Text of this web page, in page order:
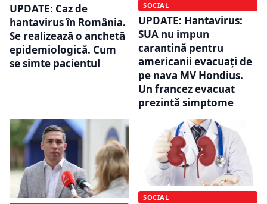
UPDATE: Caz de
hantavirus în România.
Se realizează o anchetă
epidemiologică. Cum
se simte pacientul
SOCIAL
UPDATE: Hantavirus:
SUA nu impun
carantină pentru
americanii evacuați de
pe nava MV Hondius.
Un francez evacuat
prezintă simptome
SOCIAL